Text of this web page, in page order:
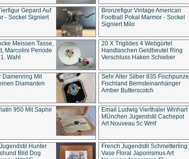
Gepard Auf
- Sockel Signiert
Bronzefigur Vintage American
Football Pokal Marmor - Sockel
Signiert Milo
Meissen Tasse,
Marcolini Periode
Wahl
20 X Triglides 4 Webgürtel
Handtaschen Geldbeutel Ring
Verschluss Haken Schieber
Damenring Mit
Diamanten
Sehr Alter Silber 835 Fischpunze
Fischland Bernsteinanhänger
Amber Butterscotch
950 Mit Saphir
Email Ludwig Vierthaler Winhart
MÜnchen Jugendstil Cachepot
Art Nouveau 5c Wmf
Hunter
Bild Dog
French Jugendstil Schmetterling
Vase Floral Japonismus Art